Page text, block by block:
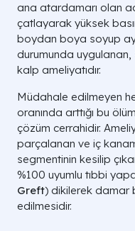
ana atardamarı olan
çatlayarak yüksek
boydan boya soyup
durumunda uygulanan,
kalp ameliyatıdır.
Müdahale edilmeyen
oranında arttığı bu
çözüm cerrahidir.
parçalanan ve iç
segmentinin kesilip
%100 uyumlu tıbbi
Greft) dikilerek damar
edilmesidir.